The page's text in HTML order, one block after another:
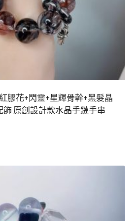
膠花+閃靈+星輝骨幹+黑髮晶
原創設計款水晶手鏈手串